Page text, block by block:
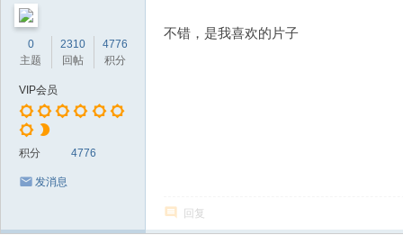
0
主题
2310
回帖
4776
积分
VIP会员
积分 4776
发消息
不错，是我喜欢的片子
回复